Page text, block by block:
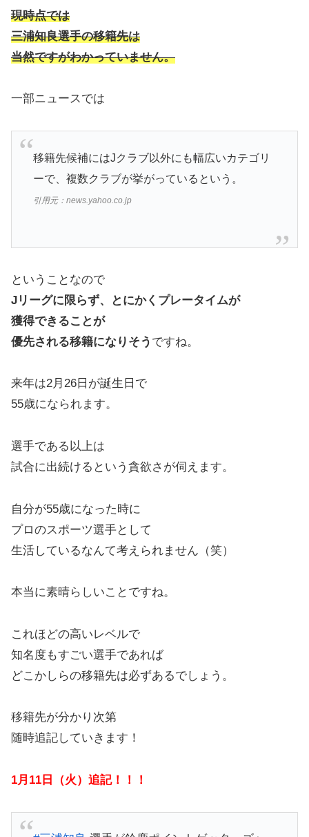
現時点では
三浦知良選手の移籍先は
当然ですがわかっていません。
一部ニュースでは
移籍先候補にはJクラブ以外にも幅広いカテゴリ
ーで、複数クラブが挙がっているという。
引用元：news.yahoo.co.jp
ということなので
Jリーグに限らず、とにかくプレータイムが
獲得できることが
優先される移籍になりそう ですね。
来年は2月26日が誕生日で
55歳になられます。
選手である以上は
試合に出続けるという貪欲さが伺えます。
自分が55歳になった時に
プロのスポーツ選手として
生活しているなんて考えられません（笑）
本当に素晴らしいことですね。
これほどの高いレベルで
知名度もすごい選手であれば
どこかしらの移籍先は必ずあるでしょう。
移籍先が分かり次第
随時追記していきます！
1月11日（火）追記！！！